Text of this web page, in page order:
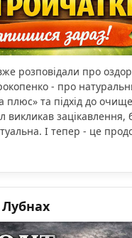
розповідали про
- про
плюс» та підхід до
викликав зацікавлення,
І тепер - це